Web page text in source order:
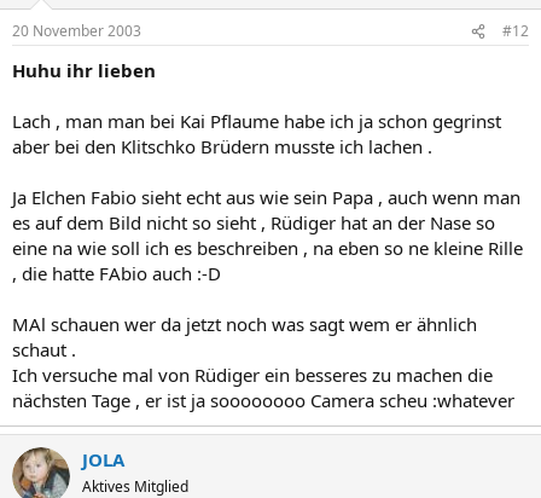
20 November 2003 #12
Huhu ihr lieben
Lach , man man bei Kai Pflaume habe ich ja schon gegrinst
aber bei den Klitschko Brüdern musste ich lachen .
Ja Elchen Fabio sieht echt aus wie sein Papa , auch wenn man
es auf dem Bild nicht so sieht , Rüdiger hat an der Nase so
eine na wie soll ich es beschreiben , na eben so ne kleine Rille
, die hatte FAbio auch :-D
MAl schauen wer da jetzt noch was sagt wem er ähnlich
schaut .
Ich versuche mal von Rüdiger ein besseres zu machen die
nächsten Tage , er ist ja soooooooo Camera scheu :whatever
JOLA
Aktives Mitglied